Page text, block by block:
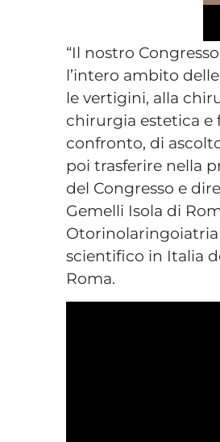
“Il nostro
l’intero ambito
le vertigini, alla
chirurgia estetica e
confronto, di
poi trasferire nella
del Congresso e
Gemelli Isola di
scientifico in Italia
Roma.